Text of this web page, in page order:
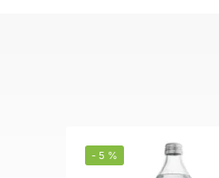
- 5 %